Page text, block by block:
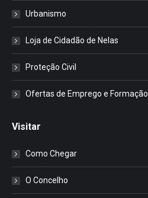
Urbanismo
Loja de Cidadão de Nelas
Proteção Civil
Ofertas de Emprego e Formação
Visitar
Como Chegar
O Concelho